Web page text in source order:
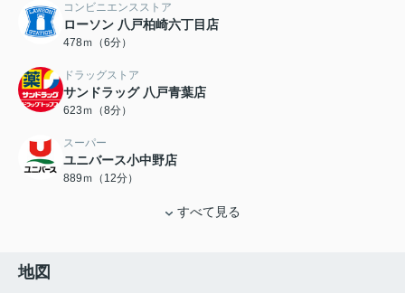
コンビニエンスストア
ローソン 八戸柏崎六丁目店
478ｍ（6分）
ドラッグストア
サンドラッグ 八戸青葉店
623ｍ（8分）
スーパー
ユニバース小中野店
889ｍ（12分）
すべて見る
地図